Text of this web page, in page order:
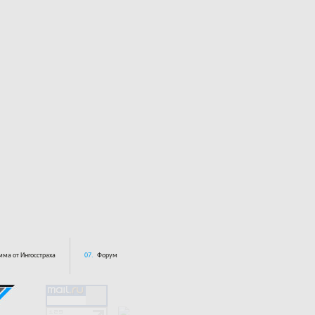
от Ингосстраха 07. Форум